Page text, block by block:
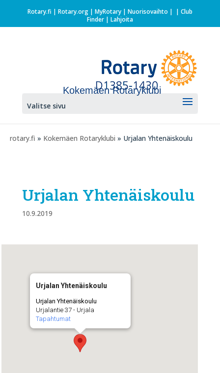
Rotary.fi | Rotary.org| MyRotary | Nuorisovaihto | | Club
Finder| Lahjoita
Kokemäen Rotaryklubi
Valitse sivu
rotary.fi » Kokemäen Rotaryklubi » Urjalan Yhtenäiskoulu
Urjalan Yhtenäiskoulu
10.9.2019
Urjalan Yhtenäiskoulu
Urjalan Yhtenäiskoulu
Urjalantie 37 - Urjala
Tapahtumat